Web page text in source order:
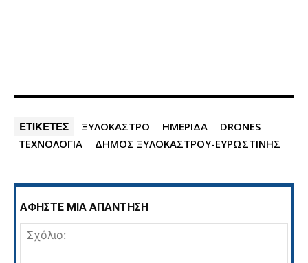
ΕΤΙΚΕΤΕΣ ΞΥΛΟΚΑΣΤΡΟ ΗΜΕΡΙΔΑ
DRONES
ΤΕΧΝΟΛΟΓΙΑ
ΔΗΜΟΣ ΞΥΛΟΚΑΣΤΡΟΥ-ΕΥΡΩΣΤΙΝΗΣ
ΑΦΗΣΤΕ ΜΙΑ ΑΠΑΝΤΗΣΗ